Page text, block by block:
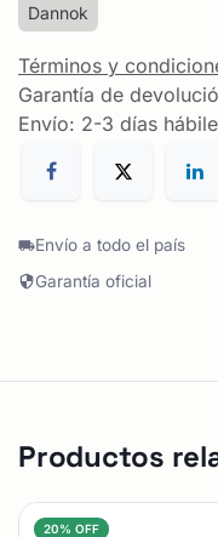
Dannok
Términos y
Garantía de
Envío: 2-3 días
Envío a todo el país
Garantía oficial
Productos
20% OFF